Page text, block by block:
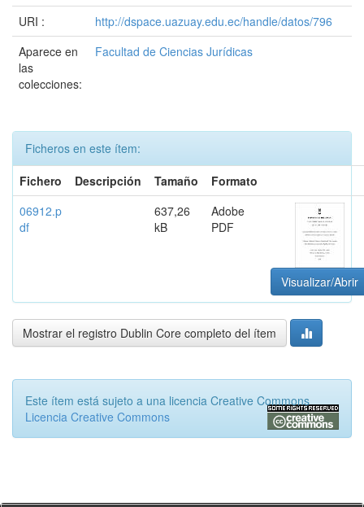
URI :
http://dspace.uazuay.edu.ec/handle/datos/796
Aparece en
las
colecciones:
Facultad de Ciencias Jurídicas
Ficheros en este ítem:
Fichero
Descripción Tamaño
Formato
06912.p
df
637,26
kB
Adobe
PDF
Visualizar/Abrir
Mostrar el registro Dublin Core completo del ítem
Este ítem está sujeto a una licencia Creative Commons
Licencia Creative Commons